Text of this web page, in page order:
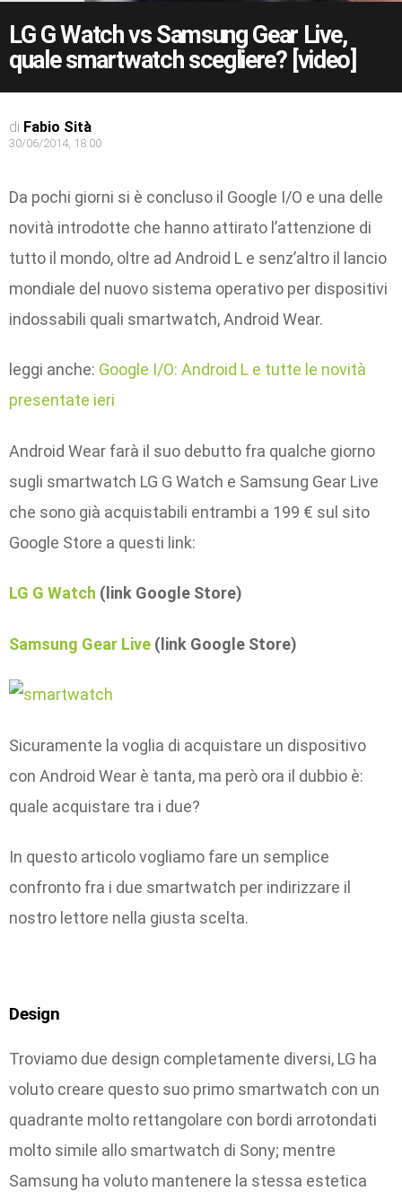
LG G Watch vs Samsung Gear Live,
quale smartwatch scegliere? [video]
di Fabio Sità
30/06/2014, 18:00
Da pochi giorni si è concluso il Google I/O e una delle
novità introdotte che hanno attirato l’attenzione di
tutto il mondo, oltre ad Android L e senz’altro il lancio
mondiale del nuovo sistema operativo per dispositivi
indossabili quali smartwatch, Android Wear.
leggi anche: Google I/O: Android L e tutte le novità
presentate ieri
Android Wear farà il suo debutto fra qualche giorno
sugli smartwatch LG G Watch e Samsung Gear Live
che sono già acquistabili entrambi a 199 € sul sito
Google Store a questi link:
LG G Watch (link Google Store)
Samsung Gear Live (link Google Store)
Sicuramente la voglia di acquistare un dispositivo
con Android Wear è tanta, ma però ora il dubbio è:
quale acquistare tra i due?
In questo articolo vogliamo fare un semplice
confronto fra i due smartwatch per indirizzare il
nostro lettore nella giusta scelta.
Design
Troviamo due design completamente diversi, LG ha
voluto creare questo suo primo smartwatch con un
quadrante molto rettangolare con bordi arrotondati
molto simile allo smartwatch di Sony; mentre
Samsung ha voluto mantenere la stessa estetica